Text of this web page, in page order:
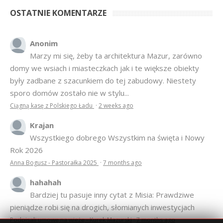
Ciągną kasę z Polskiego Ładu·2 weeks ago
Wszystkiego dobrego Wszystkim na święta i Nowy
Rok 2026
Anna Bogusz - Pastorałka 2025·7 months ago
hahahah
Bardziej tu pasuje inny cytat z Misia: Prawdziwe
pieniądze robi się na drogich, słomianych inwestycjach
Podpisali umowę na wieżę - Kurek Mazurski
© 2007–2018 Kurek Mazurski — archiwalne wydania lokalnej
Opieka techniczna:Konekt Sp. z o.o.
- kasy fiskalne,
terminale płatnicze, usługi IT, wizytówki w lokalnych domenach